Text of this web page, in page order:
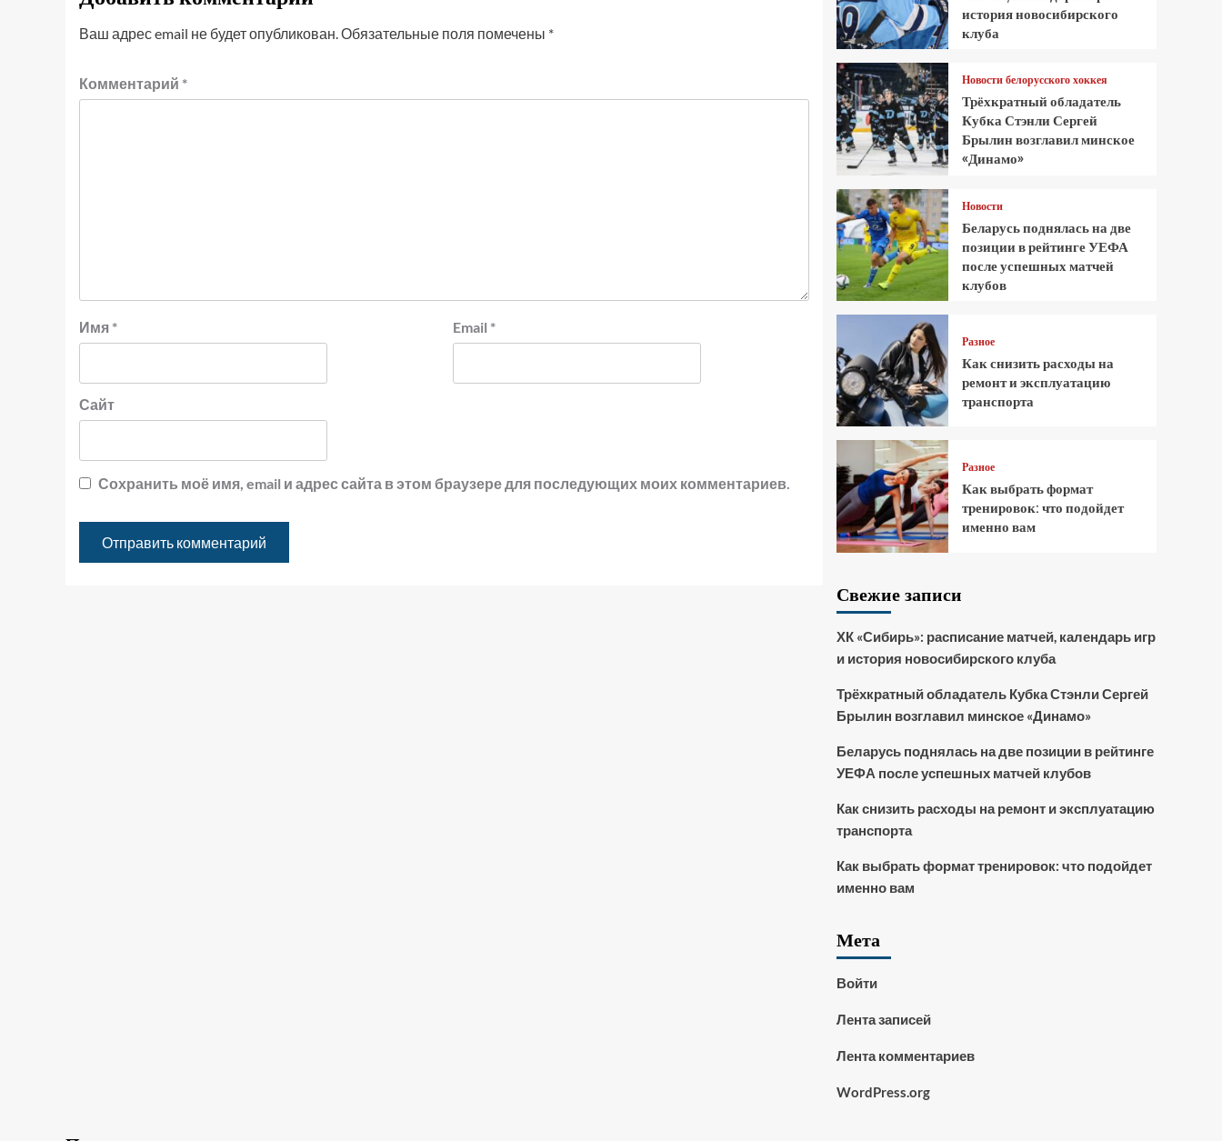
Ваш адрес email не будет опубликован.Обязательные поля помечены *
Комментарий *
Имя * Email *
Сайт
Сохранить моё имя, email и адрес сайта в этом браузере для последующих моих комментариев.
история новосибирского
клуба
Новости белорусского хоккея
Трёхкратный обладатель
Кубка Стэнли Сергей
Брылин возглавил минское
«Динамо»
Новости
Беларусь поднялась на две
позиции в рейтинге УЕФА
после успешных матчей
клубов
Разное
Как снизить расходы на
ремонт и эксплуатацию
транспорта
Разное
Как выбрать формат
тренировок: что подойдет
именно вам
Свежие записи
ХК «Сибирь»: расписание матчей, календарь игр
и история новосибирского клуба
Трёхкратный обладатель Кубка Стэнли Сергей
Брылин возглавил минское «Динамо»
Беларусь поднялась на две позиции в рейтинге
УЕФА после успешных матчей клубов
Как снизить расходы на ремонт и эксплуатацию
транспорта
Как выбрать формат тренировок: что подойдет
именно вам
Мета
Войти
Лента записей
Лента комментариев
WordPress.org